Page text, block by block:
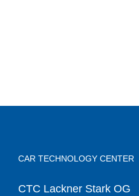
CAR TECHNOLOGY CENTER
CTC Lackner Stark OG